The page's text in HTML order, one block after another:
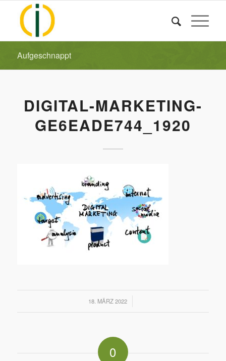
Aufgeschnappt
DIGITAL-MARKETING-
GE6EADE744_1920
18. MÄRZ 2022
/
0